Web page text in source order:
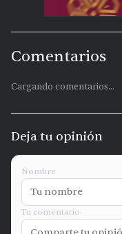
Comentarios
Cargando comentarios...
Deja tu opinión
Nombre
Tu comentario